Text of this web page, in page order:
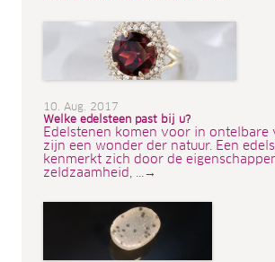
10. Aug. 2017
Welke edelsteen past bij u?
Edelstenen komen voor in ontelbare
zijn een wonder der natuur. Een
kenmerkt zich door de
zeldzaamheid, ...→